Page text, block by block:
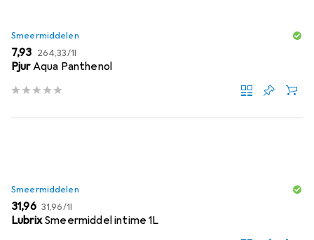
Smeermiddelen
EUR
7,93 EUR
264,33/1l
PjurAqua Panthenol
Smeermiddelen
EUR
31,96 EUR
31,96/1l
Lubrix Smeermiddel intime 1L